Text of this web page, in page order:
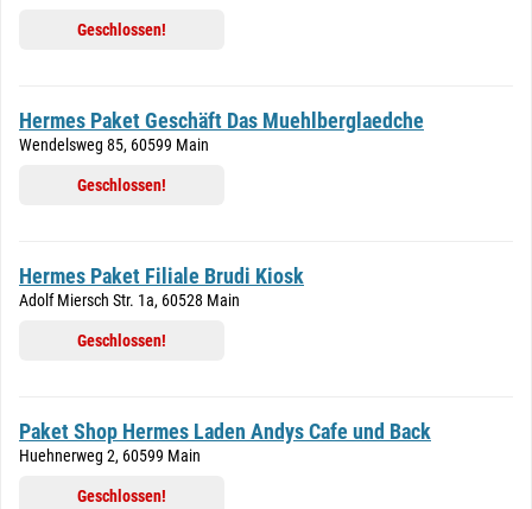
Geschlossen!
Hermes Paket Geschäft Das Muehlberglaedche
Wendelsweg 85, 60599 Main
Geschlossen!
Hermes Paket Filiale Brudi Kiosk
Adolf Miersch Str. 1a, 60528 Main
Geschlossen!
Paket Shop Hermes Laden Andys Cafe und Back
Huehnerweg 2, 60599 Main
Geschlossen!